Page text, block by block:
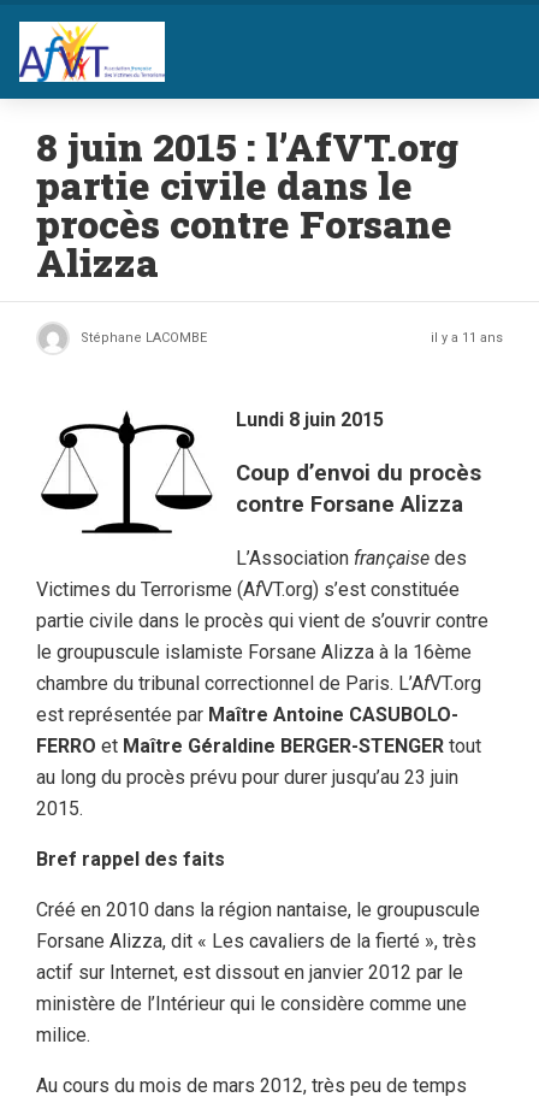
8 juin 2015 : l’AfVT.org
partie civile dans le
procès contre Forsane
Alizza
Stéphane LACOMBE il y a 11 ans
Lundi 8 juin 2015
Coup d’envoi du procès
contre Forsane Alizza
L’Association française des
Victimes du Terrorisme (AfVT.org) s’est constituée
partie civile dans le procès qui vient de s’ouvrir contre
le groupuscule islamiste Forsane Alizza à la 16ème
chambre du tribunal correctionnel de Paris. L’AfVT.org
est représentée par Maître Antoine CASUBOLO-
FERRO et Maître Géraldine BERGER-STENGER tout
au long du procès prévu pour durer jusqu’au 23 juin
2015.
Bref rappel des faits
Créé en 2010 dans la région nantaise, le groupuscule
Forsane Alizza, dit « Les cavaliers de la fierté », très
actif sur Internet, est dissout en janvier 2012 par le
ministère de l’Intérieur qui le considère comme une
milice.
Au cours du mois de mars 2012, très peu de temps